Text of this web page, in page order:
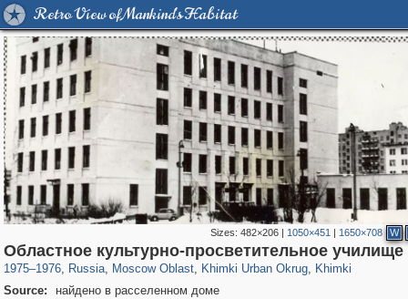
Retro View of Mankind's Habitat
Sizes:482×206 | 1050×451 | 1650×708 W
Областное культурно-просветительное училище
1975–1976, Russia
1,406,686 29,243
, Moscow Oblast
96,407 1,691
, Khimki Urban Okrug
3,279 34
, Khimki
2,209 5
Source:
найдено в расселенном доме